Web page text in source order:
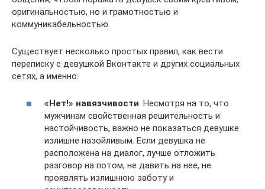
оригинальностью, но и грамотностью и
коммуникабельностью.
Существует несколько простых правил, как вести
переписку с девушкой Вконтакте и других социальных
сетях, а именно:
«Нет!» навязчивости. Несмотря на то, что
мужчинам свойственная решительность и
настойчивость, важно не показаться девушке
излишне назойливым. Если девушка не
расположена на диалог, лучше отложить
разговор на потом, не давить на нее, не
проявлять излишнюю заботу и